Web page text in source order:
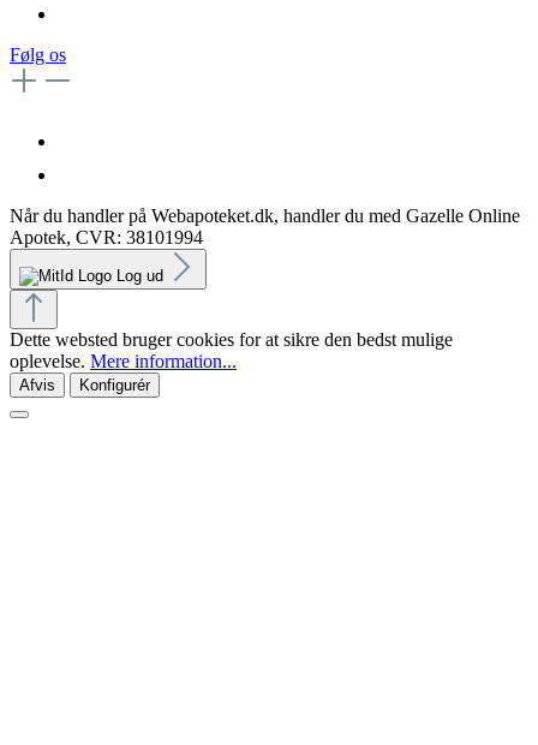
Følg os
Når du handler på Webapoteket.dk, handler du med Gazelle Online
Apotek, CVR: 38101994
Log ud
Dette websted bruger cookies for at sikre den bedst mulige
oplevelse. Mere information...
Afvis Konfigurér